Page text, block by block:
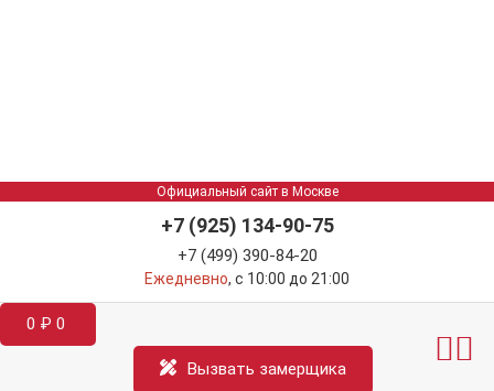
Официальный сайт в Москве
+7 (925) 134-90-75
+7 (499) 390-84-20
Ежедневно, с 10:00 до 21:00
0 ₽ 0
Вызвать замерщика